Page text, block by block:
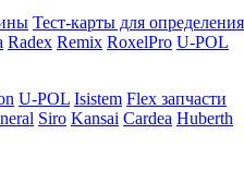
Тест-карты для определения
Radex Remix RoxelPro U-POL
U-POL Isistem Flex запчасти
Siro Kansai Cardea Huberth